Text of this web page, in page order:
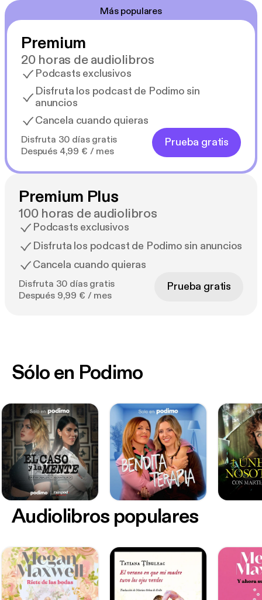
Más populares
Premium
20 horas de audiolibros
Podcasts exclusivos
Disfruta los podcast de Podimo sin
anuncios
Cancela cuando quieras
Disfruta 30 días gratis
Después 4,99 € / mes
Prueba gratis
Premium Plus
100 horas de audiolibros
Podcasts exclusivos
Disfruta los podcast de Podimo sin anuncios
Cancela cuando quieras
Disfruta 30 días gratis
Después 9,99 € / mes
Prueba gratis
Sólo en Podimo
Audiolibros populares